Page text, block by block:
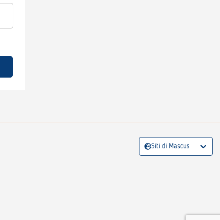
Siti di Mascus